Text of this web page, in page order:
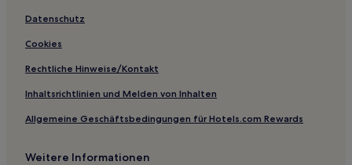
Hotels nahe Bahnhof Kamoi
Hotels nahe Station Fujimicho
Datenschutz
Cookies
Rechtliche Hinweise/Kontakt
Inhaltsrichtlinien und Melden von Inhalten
Allgemeine Geschäftsbedingungen für Hotels.com Rewards
Weitere Informationen